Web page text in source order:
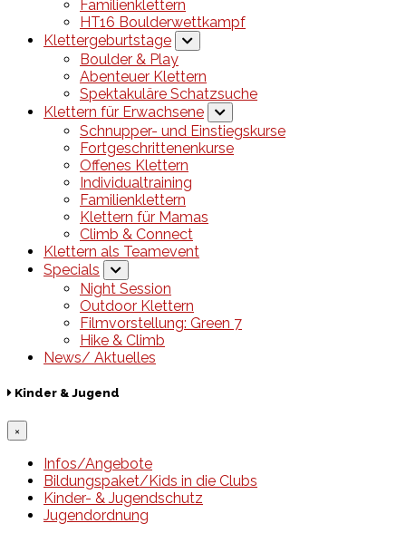
Familienklettern
HT16 Boulderwettkampf
Klettergeburtstage
Boulder & Play
Abenteuer Klettern
Spektakuläre Schatzsuche
Klettern für Erwachsene
Schnupper- und Einstiegskurse
Fortgeschrittenenkurse
Offenes Klettern
Individualtraining
Familienklettern
Klettern für Mamas
Climb & Connect
Klettern als Teamevent
Specials
Night Session
Outdoor Klettern
Filmvorstellung: Green 7
Hike & Climb
News/ Aktuelles
Kinder & Jugend
×
Infos/Angebote
Bildungspaket/Kids in die Clubs
Kinder- & Jugendschutz
Jugendordnung